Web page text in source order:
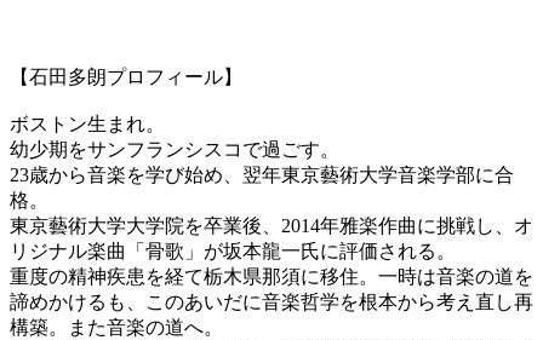
【石田多朗プロフィール】
ボストン生まれ。
幼少期をサンフランシスコで過ごす。
23歳から音楽を学び始め、翌年東京藝術大学音楽学部に合
格。
東京藝術大学大学院を卒業後、2014年雅楽作曲に挑戦し、オ
リジナル楽曲「骨歌」が坂本龍一氏に評価される。
重度の精神疾患を経て栃木県那須に移住。一時は音楽の道を
諦めかけるも、このあいだに音楽哲学を根本から考え直し再
構築。また音楽の道へ。